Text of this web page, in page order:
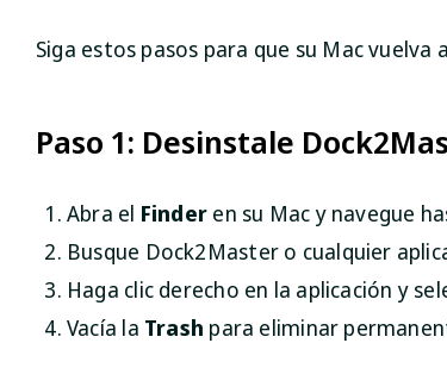
Siga estos pasos para que su Mac vuelva
Paso 1: Desinstale
Abra el Finder en su Mac y navegue
Busque Dock2Master o cualquier
Haga clic derecho en la aplicación y
Vacía la Trash para eliminar